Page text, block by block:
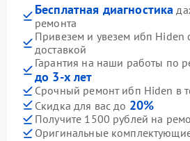
Бесплатная диагностика
ремонта
Привезем и увезем ибп Hiden
доставкой
Гарантия на наши работы по
до 3-х лет
Срочный ремонт ибп Hiden в
Скидка для вас до 20%
Получите 1500 рублей на
Оригинальные